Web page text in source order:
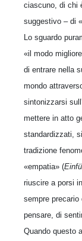
ciascuno, di chi
suggestivo – di
Lo sguardo
«il modo
di entrare nella
mondo
sintonizzarsi
mettere in atto
standardizzati,
tradizione
«empatia» (
riuscire a porsi
sempre
pensare, di
Quando questo